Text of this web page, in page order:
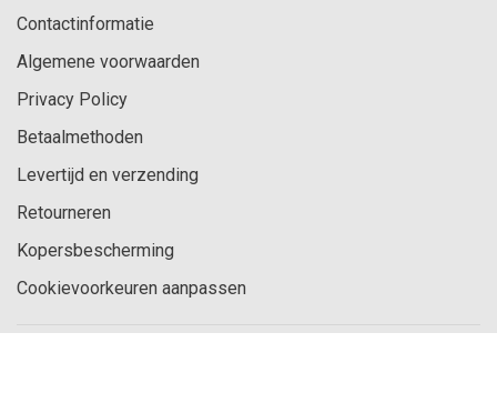
Contactinformatie
Algemene voorwaarden
Privacy Policy
Betaalmethoden
Levertijd en verzending
Retourneren
Kopersbescherming
Cookievoorkeuren aanpassen